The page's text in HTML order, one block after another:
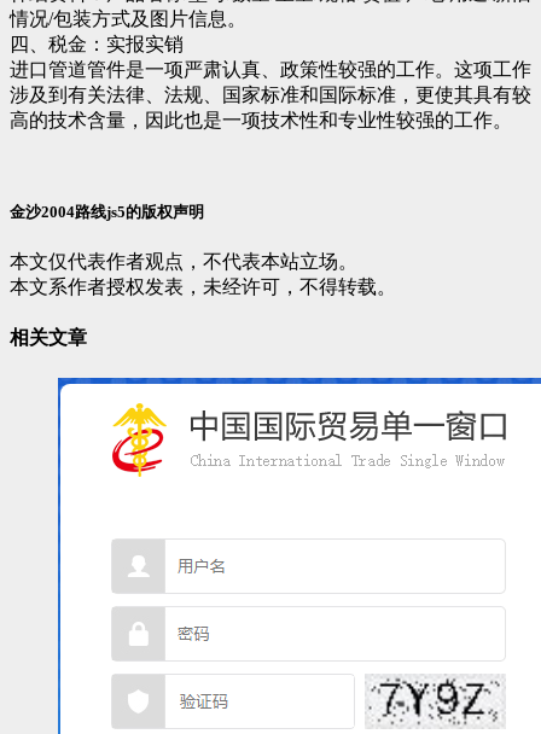
情况/包装方式及图片信息。
四、税金：实报实销
进口管道管件是一项严肃认真、政策性较强的工作。这项工作
涉及到有关法律、法规、国家标准和国际标准，更使其具有较
高的技术含量，因此也是一项技术性和专业性较强的工作。
金沙2004路线js5的版权声明
本文仅代表作者观点，不代表本站立场。
本文系作者授权发表，未经许可，不得转载。
相关文章